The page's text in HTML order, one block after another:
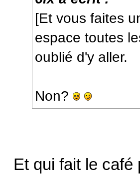
[Et vous faites
espace toutes
oublié d'y aller.
Non?
Et qui fait le café